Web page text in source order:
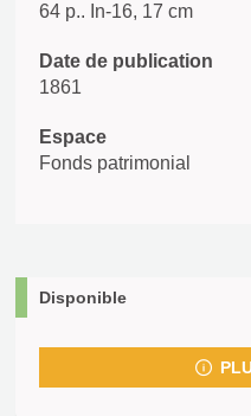
64 p.. In-16, 17 cm
Date de publication
1861
Espace
Fonds patrimonial
Disponible